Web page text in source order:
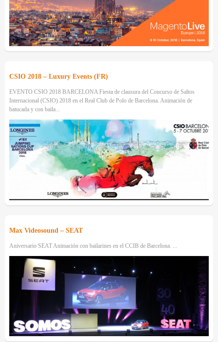
CSIO 2018 – Luxury Events (FR)
EVENTO CSIO 2018 BARCELONA Fiesta de clausura del Concurso de Saltos
Internacional (CSIO) 2018 en el Real Club de Polo de Barcelona. Animación de
batucada y con baila...
Max Videosound – SEAT
Aniversario SEAT Animación con bailarines en el CCIB de Barcelona. ...